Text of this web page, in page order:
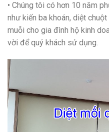
• Chúng tôi có hơn 10 năm
như kiến ba khoán, diệt
muỗi cho gia đình hộ kinh
vời để quý khách sử dụng.